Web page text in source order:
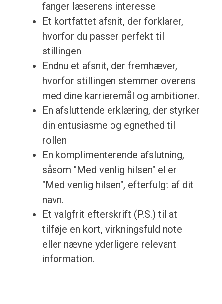
fanger læserens interesse
Et kortfattet afsnit, der forklarer,
hvorfor du passer perfekt til
stillingen
Endnu et afsnit, der fremhæver,
hvorfor stillingen stemmer overens
med dine karrieremål og ambitioner.
En afsluttende erklæring, der styrker
din entusiasme og egnethed til
rollen
En komplimenterende afslutning,
såsom "Med venlig hilsen" eller
"Med venlig hilsen", efterfulgt af dit
navn.
Et valgfrit efterskrift (P.S.) til at
tilføje en kort, virkningsfuld note
eller nævne yderligere relevant
information.